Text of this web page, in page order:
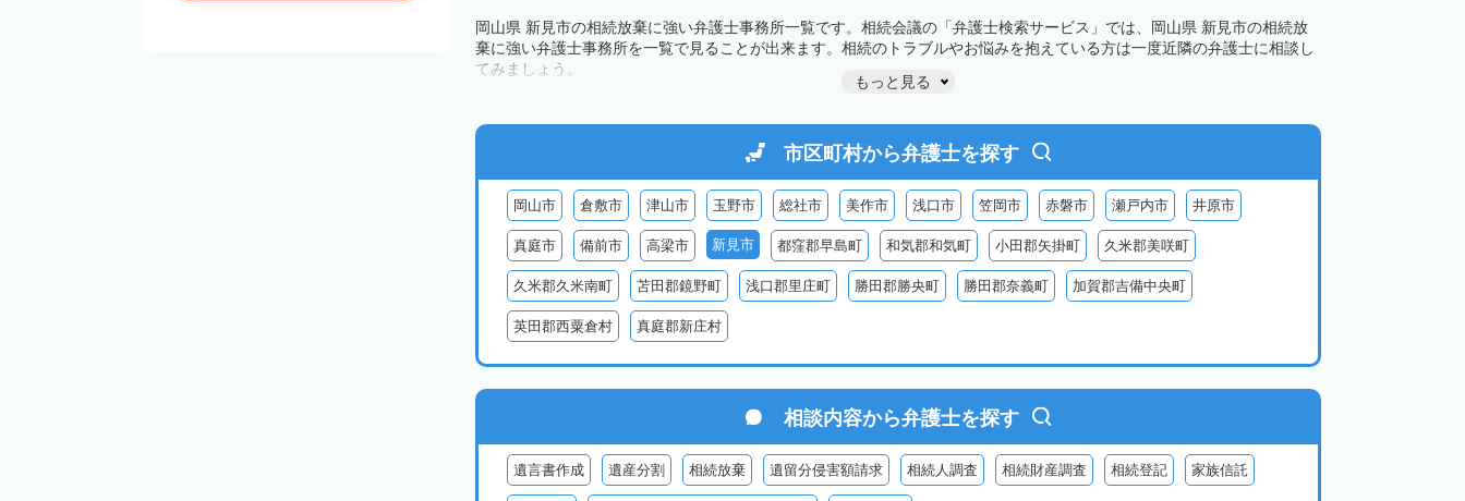
岡山県 新見市の相続放棄に強い弁護士事務所一覧です。相続会議の「弁護士検索サービス」では、岡山県 新見市の相続放
棄に強い弁護士事務所を一覧で見ることが出来ます。相続のトラブルやお悩みを抱えている方は一度近隣の弁護士に相談し
てみましょう。
もっと見る
市区町村から弁護士を探す
岡山市 倉敷市 津山市 玉野市 総社市 美作市 浅口市 笠岡市 赤磐市 瀬戸内市 井原市
真庭市 備前市 高梁市 新見市 都窪郡早島町 和気郡和気町 小田郡矢掛町 久米郡美咲町
久米郡久米南町 苫田郡鏡野町 浅口郡里庄町 勝田郡勝央町 勝田郡奈義町 加賀郡吉備中央町
英田郡西粟倉村 真庭郡新庄村
相談内容から弁護士を探す
遺言書作成 遺産分割 相続放棄 遺留分侵害額請求 相続人調査 相続財産調査 相続登記 家族信託